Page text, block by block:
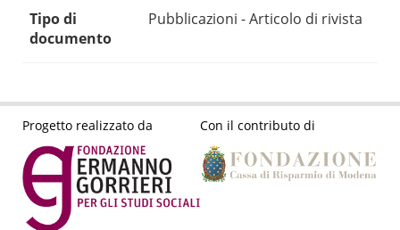
Tipo di
documento
Pubblicazioni - Articolo di rivista
Progetto realizzato da Con il contributo di